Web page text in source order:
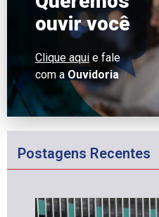
ouvir você
Clique aqui e fale
com aOuvidoria
Postagens Recentes